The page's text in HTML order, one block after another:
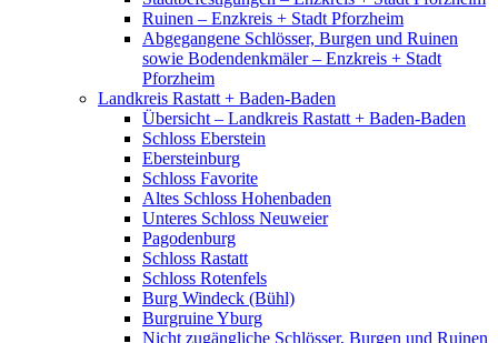
Ruinen – Enzkreis + Stadt Pforzheim
Abgegangene Schlösser, Burgen und Ruinen
sowie Bodendenkmäler – Enzkreis + Stadt
Pforzheim
Landkreis Rastatt + Baden-Baden
Übersicht – Landkreis Rastatt + Baden-Baden
Schloss Eberstein
Ebersteinburg
Schloss Favorite
Altes Schloss Hohenbaden
Unteres Schloss Neuweier
Pagodenburg
Schloss Rastatt
Schloss Rotenfels
Burg Windeck (Bühl)
Burgruine Yburg
Nicht zugängliche Schlösser, Burgen und Ruinen